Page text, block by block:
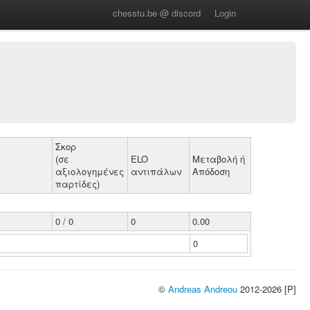
chesstu.be @ discord Login
Σκορ
(σε
αξιολογημένες
παρτίδες)
ELO
αντιπάλων
Μεταβολή ή
Απόδοση
0 / 0 0
0.00
0
© Andreas Andreou 2012-2026 [P]